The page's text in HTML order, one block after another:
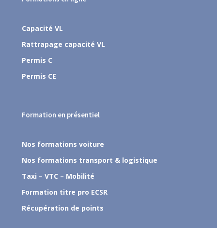
Capacité VL
Rattrapage capacité VL
Permis C
Permis CE
Formation en présentiel
Nos formations voiture
Nos formations transport & logistique
Taxi – VTC – Mobilité
Formation titre pro ECSR
Récupération de points